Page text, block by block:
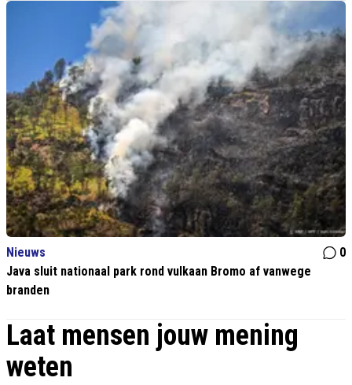
Nieuws
0
Java sluit nationaal park rond vulkaan Bromo af vanwege
branden
Laat mensen jouw mening
weten